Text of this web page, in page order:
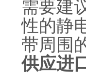
需要建
性的静
带周围
供应进